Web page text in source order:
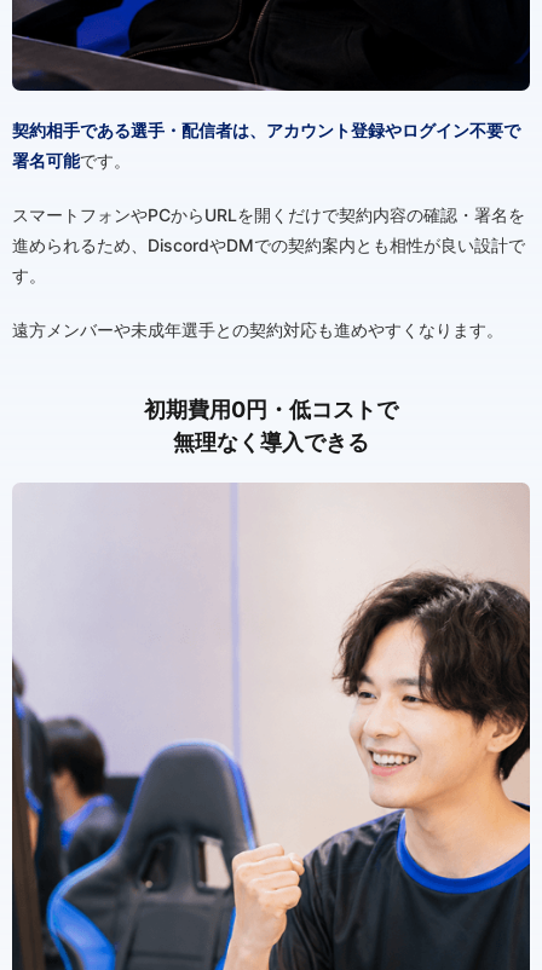
契約相手である選手・配信者は、アカウント登録やログイン不要で
署名可能です。
スマートフォンやPCからURLを開くだけで契約内容の確認・署名を
進められるため、DiscordやDMでの契約案内とも相性が良い設計で
す。
遠方メンバーや未成年選手との契約対応も進めやすくなります。
初期費用0円・低コストで
無理なく導入できる